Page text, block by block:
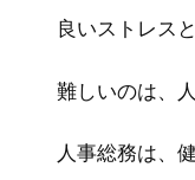
良いストレス
難しいのは、
人事総務は、